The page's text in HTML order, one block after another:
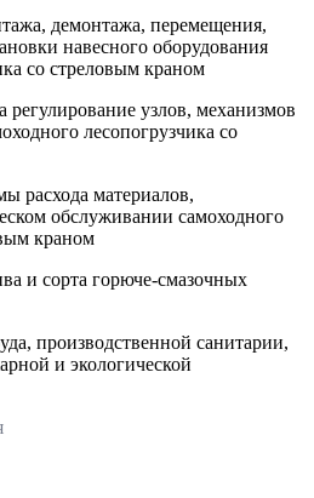
демонтажа, перемещения,
навесного оборудования
со стреловым краном
регулирование узлов, механизмов
лесопогрузчика со
расхода материалов,
обслуживании самоходного
краном
и сорта горюче-смазочных
производственной санитарии,
и экологической